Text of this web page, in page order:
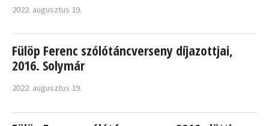
2022. augusztus 19.
Fülöp Ferenc szólótáncverseny díjazottjai,
2016. Solymár
2022. augusztus 19.